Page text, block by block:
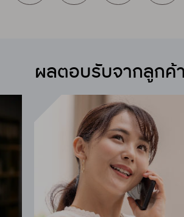
ผลตอบรับจากลูกค้